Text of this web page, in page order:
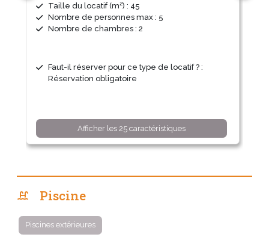
Taille du locatif (m²) : 45
Nombre de personnes max : 5
Nombre de chambres : 2
Faut-il réserver pour ce type de locatif ? :
Réservation obligatoire
Afficher les 25 caractéristiques
Piscine
Piscines extérieures